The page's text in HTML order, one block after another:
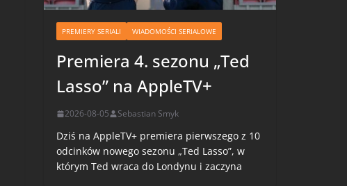
PREMIERY SERIALI WIADOMOŚCI SERIALOWE
Premiera 4. sezonu „Ted
Lasso” na AppleTV+
2026-08-05 Sebastian Smyk
Dziś na AppleTV+ premiera pierwszego z 10
odcinków nowego sezonu „Ted Lasso”, w
którym Ted wraca do Londynu i zaczyna